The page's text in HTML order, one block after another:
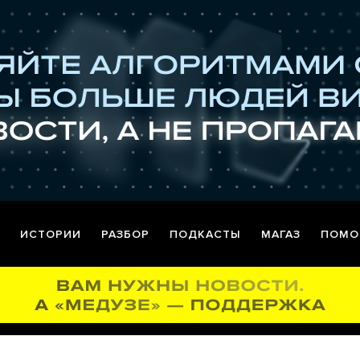
ИСТОРИИ РАЗБОР ПОДКАСТЫ МАГАЗ